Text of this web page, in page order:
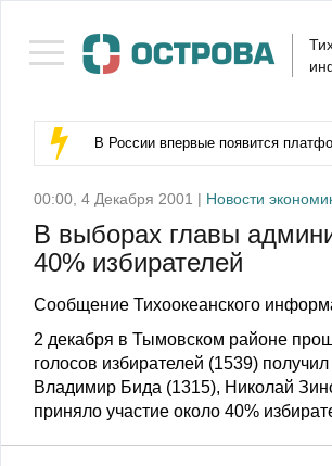
В России впервые появится
00:00, 4 Декабря 2001 | Новости
В выборах главы
40% избирателей
Сообщение Тихоокеанского
2 декабря в Тымовском районе
голосов избирателей (1539)
Владимир Бида (1315), Николай
приняло участие около 40%